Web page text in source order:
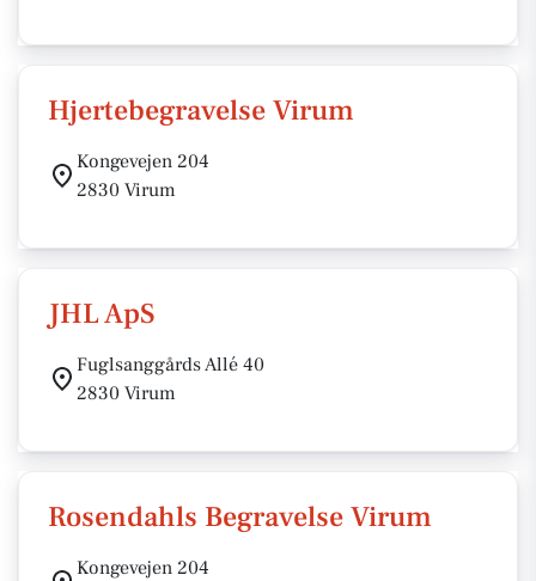
Hjertebegravelse Virum
Kongevejen 204
2830 Virum
JHL ApS
Fuglsanggårds Allé 40
2830 Virum
Rosendahls Begravelse Virum
Kongevejen 204